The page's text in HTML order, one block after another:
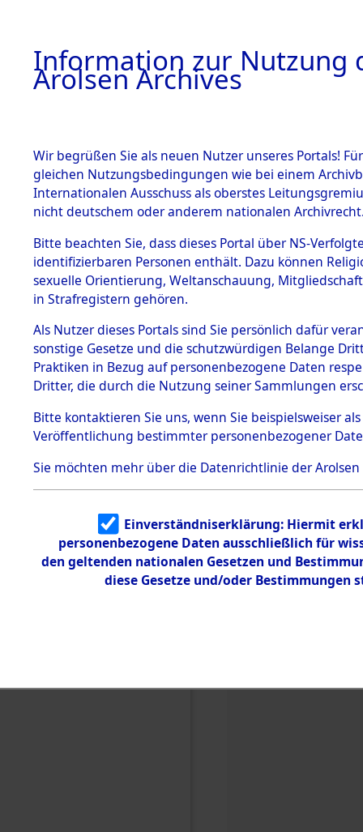
ORT 1 - 20
BESTÄNDE
1.
Inhaftierungsdoku
mente
5. Verschiedenes
5.3
Todesmärsche
5.3.1 Alliierte
zu
Todesmärsch
en
5.3.2
Identifizierun
5.3.3
Todesmärsch
e /
Identifikation
unbekannter
2102
Europa→
Holstein
Regionen
Kreis Dithmarschen;
uenburg;Kreis
Kreis
s Rendsburg-
g-Flensburg;Kreis
nsburg;Kreisfreie
adt Lübeck;
Orte
Marschkoog;
Information zur Nutzung
Arolsen Archives
Wir begrüßen Sie als neuen Nutzer unseres Portals!
gleichen Nutzungsbedingungen wie bei einem
Internationalen Ausschuss als oberstes
nicht deutschem oder anderem nationalen
Bitte beachten Sie, dass dieses Portal über NS-
identifizierbaren Personen enthält. Dazu können
sexuelle Orientierung, Weltanschauung,
in Strafregistern gehören.
Als Nutzer dieses Portals sind Sie persönlich dafür
sonstige Gesetze und die schutzwürdigen Belange
Praktiken in Bezug auf personenbezogene Daten
Dritter, die durch die Nutzung seiner Sammlungen
Bitte kontaktieren Sie uns, wenn Sie beispielsweiser
Veröffentlichung bestimmter personenbezogener
Sie möchten mehr über die Datenrichtlinie der Arolsen
Einverständniserklärung: Hiermit
personenbezogene Daten ausschließlich für
den geltenden nationalen Gesetzen und
diese Gesetze und/oder Bestimmungen